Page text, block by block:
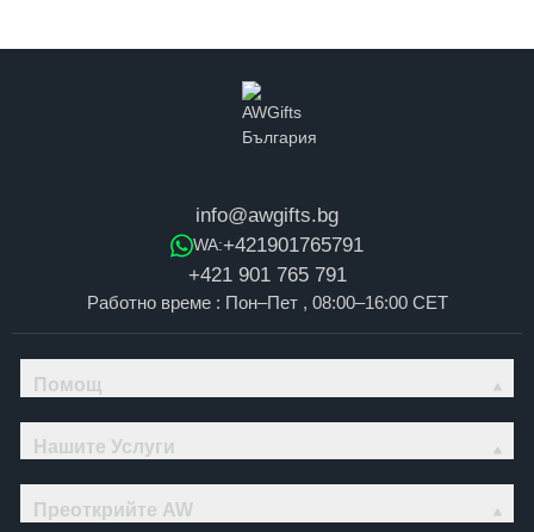
info@awgifts.bg
WA:+421901765791
+421 901 765 791
Работно време : Пон–Пет , 08:00–16:00 CET
Помощ
Нашите Услуги
Преоткрийте AW